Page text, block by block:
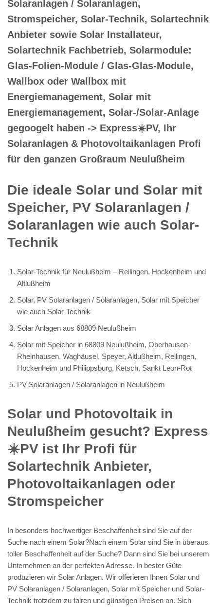
Solaranlagen / Solaranlagen,
Stromspeicher, Solar-Technik, Solartechnik
Anbieter sowie Solar Installateur,
Solartechnik Fachbetrieb, Solarmodule:
Glas-Folien-Module / Glas-Glas-Module,
Wallbox oder Wallbox mit
Energiemanagement, Solar mit
Energiemanagement, Solar-/Solar-Anlage
gegoogelt haben -> Express☀️PV️, Ihr
Solaranlagen & Photovoltaikanlagen Profi
für den ganzen Großraum Neulußheim
Die ideale Solar und Solar mit
Speicher, PV Solaranlagen /
Solaranlagen wie auch Solar-
Technik
Solar-Technik für Neulußheim – Reilingen, Hockenheim und
Altlußheim
Solar, PV Solaranlagen / Solaranlagen, Solar mit Speicher
wie auch Solar-Technik
Solar Anlagen aus 68809 Neulußheim
Solar mit Speicher in 68809 Neulußheim, Oberhausen-
Rheinhausen, Waghäusel, Speyer, Altlußheim, Reilingen,
Hockenheim und Philippsburg, Ketsch, Sankt Leon-Rot
PV Solaranlagen / Solaranlagen in Neulußheim
Solar und Photovoltaik in
Neulußheim gesucht? Express
☀️PV️ ist Ihr Profi für
Solartechnik Anbieter,
Photovoltaikanlagen oder
Stromspeicher
In besonders hochwertiger Beschaffenheit sind Sie auf der
Suche nach einem Solar?Nach einem Solar sind Sie in überaus
toller Beschaffenheit auf der Suche? Dann sind Sie bei unserem
Unternehmen an der perfekten Adresse. In bester Güte
produzieren wir Solar Anlagen. Wir offerieren Ihnen Solar und
PV Solaranlagen / Solaranlagen, Solar mit Speicher und Solar-
Technik trotzdem zu fairen und günstigen Preisen an. Sich